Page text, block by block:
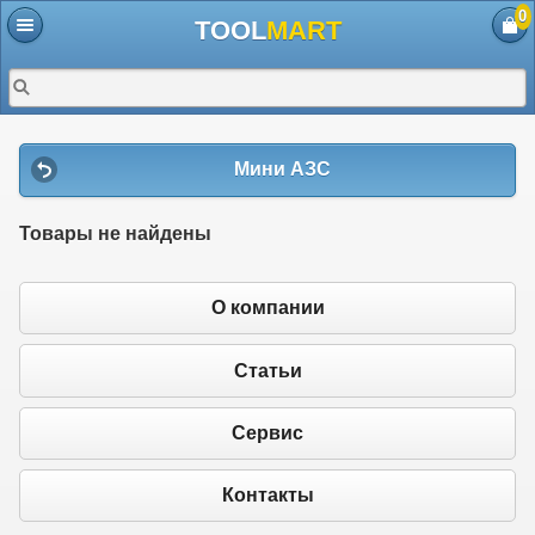
TOOLMART 0
Мини АЗС
Товары не найдены
О компании
Статьи
Сервис
Контакты